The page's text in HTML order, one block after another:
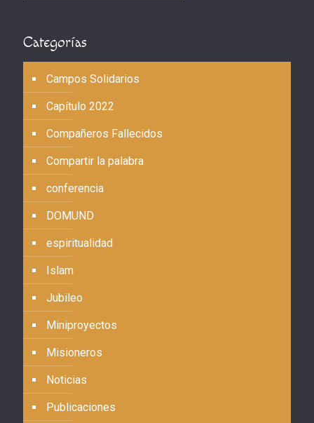
Categorías
Campos Solidarios
Capítulo 2022
Compañeros Fallecidos
Compartir la palabra
conferencia
DOMUND
espiritualidad
Islam
Jubileo
Miniproyectos
Misioneros
Noticias
Publicaciones